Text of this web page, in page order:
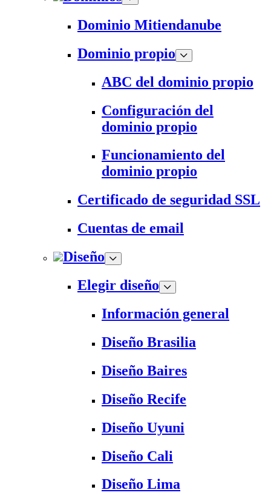
Dominio Mitiendanube
Dominio propio
ABC del dominio propio
Configuración del
dominio propio
Funcionamiento del
dominio propio
Certificado de seguridad SSL
Cuentas de email
Diseño
Elegir diseño
Información general
Diseño Brasilia
Diseño Baires
Diseño Recife
Diseño Uyuni
Diseño Cali
Diseño Lima